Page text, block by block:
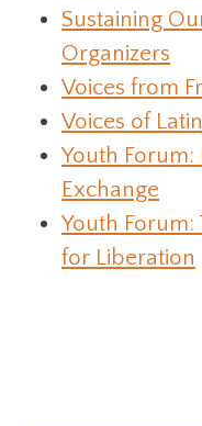
Sustaining
Organizers
Voices from
Voices of
Youth
Exchange
Youth
for Liberation